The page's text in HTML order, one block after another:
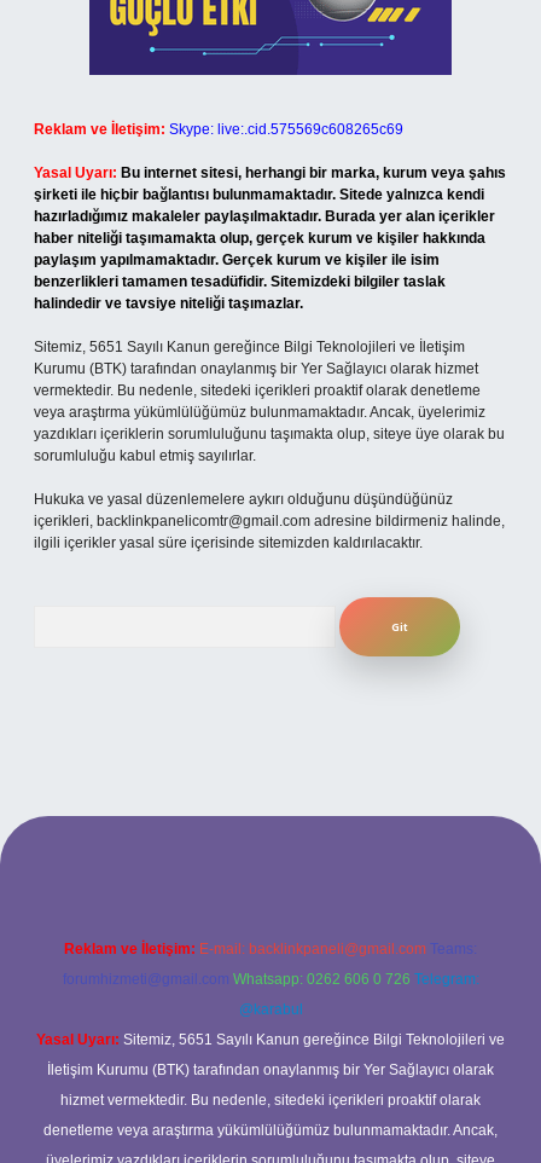
Reklam ve İletişim: Skype: live:.cid.575569c608265c69
Yasal Uyarı: Bu internet sitesi, herhangi bir marka, kurum veya şahıs
şirketi ile hiçbir bağlantısı bulunmamaktadır. Sitede yalnızca kendi
hazırladığımız makaleler paylaşılmaktadır. Burada yer alan içerikler
haber niteliği taşımamakta olup, gerçek kurum ve kişiler hakkında
paylaşım yapılmamaktadır. Gerçek kurum ve kişiler ile isim
benzerlikleri tamamen tesadüfidir. Sitemizdeki bilgiler taslak
halindedir ve tavsiye niteliği taşımazlar.
Sitemiz, 5651 Sayılı Kanun gereğince Bilgi Teknolojileri ve İletişim
Kurumu (BTK) tarafından onaylanmış bir Yer Sağlayıcı olarak hizmet
vermektedir. Bu nedenle, sitedeki içerikleri proaktif olarak denetleme
veya araştırma yükümlülüğümüz bulunmamaktadır. Ancak, üyelerimiz
yazdıkları içeriklerin sorumluluğunu taşımakta olup, siteye üye olarak bu
sorumluluğu kabul etmiş sayılırlar.
Hukuka ve yasal düzenlemelere aykırı olduğunu düşündüğünüz
içerikleri, backlinkpanelicomtr@gmail.com adresine bildirmeniz halinde,
ilgili içerikler yasal süre içerisinde sitemizden kaldırılacaktır.
giriş
Reklam ve İletişim: E-mail: backlinkpaneli@gmail.com Teams:
forumhizmeti@gmail.com Whatsapp: 0262 606 0 726 Telegram:
@karabul
Yasal Uyarı: Sitemiz, 5651 Sayılı Kanun gereğince Bilgi Teknolojileri ve
İletişim Kurumu (BTK) tarafından onaylanmış bir Yer Sağlayıcı olarak
hizmet vermektedir. Bu nedenle, sitedeki içerikleri proaktif olarak
denetleme veya araştırma yükümlülüğümüz bulunmamaktadır. Ancak,